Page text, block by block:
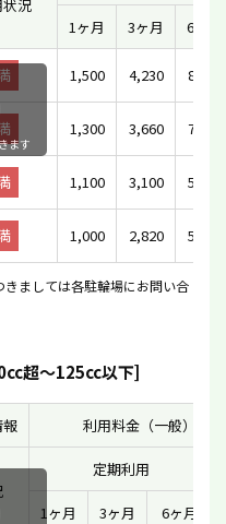
況
1ヶ月
3ヶ月 6ヶ月
1,500 4,230 8,100
1,300 3,660 7,020
1,100 3,100 5,940
1,000 2,820 5,400
ます
ましては各駐輪場にお問い合
超〜125cc以下]
報 利用料金（一般）（
定期利用
1ヶ月
3ヶ月 6ヶ月